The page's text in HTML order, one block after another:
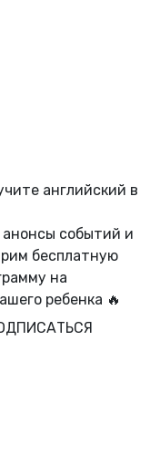
английский в
событий и
бесплатную
на
ребенка 🔥